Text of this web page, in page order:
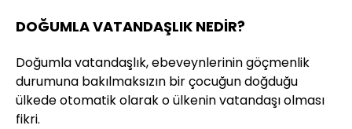
DOĞUMLA VATANDAŞLIK NEDİR?
Doğumla vatandaşlık, ebeveynlerinin göçmenlik
durumuna bakılmaksızın bir çocuğun doğduğu
ülkede otomatik olarak o ülkenin vatandaşı olması
fikri.